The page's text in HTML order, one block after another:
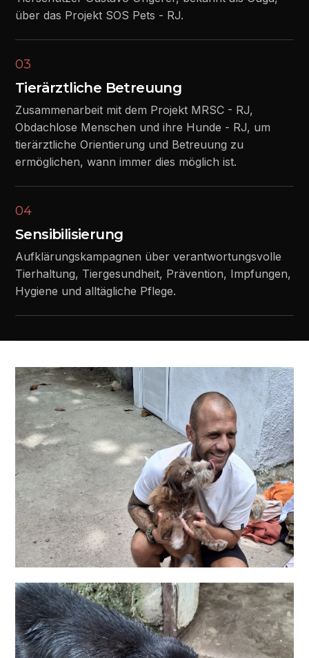
über das Projekt SOS Pets - RJ.
03
Tierärztliche Betreuung
Zusammenarbeit mit dem Projekt MRSC - RJ,
Obdachlose Menschen und ihre Hunde - RJ, um
tierärztliche Orientierung und Betreuung zu
ermöglichen, wann immer dies möglich ist.
04
Sensibilisierung
Aufklärungskampagnen über verantwortungsvolle
Tierhaltung, Tiergesundheit, Prävention, Impfungen,
Hygiene und alltägliche Pflege.